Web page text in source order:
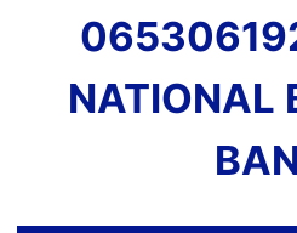
NATIONAL